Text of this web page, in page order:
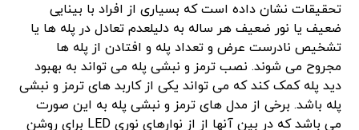
تحقیقات نشان داده است که بسیاری از افراد با بینایی
ضعیف یا نور ضعیف هر ساله به دلیلعدم تعادل در پله ها یا
تشخیص نادرست عرض و تعداد پله و افتادن از پله ها
مجروح می شوند. نصب ترمز و نبشی پله می تواند به بهبود
دید پله کمک کند که می تواند یکی از کاربد های ترمز و نبشی
پله باشد. برخی از مدل های ترمز و نبشی پله به این صورت
می باشد که در بین آنها از از نوارهای نوری LED برای روشن